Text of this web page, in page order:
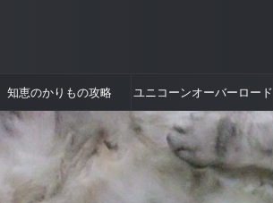
知恵のかりもの攻略 ユニコーンオーバーロード